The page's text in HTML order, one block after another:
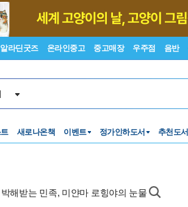
알라딘굿즈 온라인중고 중고매장 우주점 음반
새로나온책 이벤트 정가인하도서 추천도서
해받는 민족, 미얀마 로힝야의 눈물